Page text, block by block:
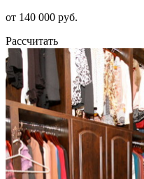
от 140 000 руб.
Рассчитать